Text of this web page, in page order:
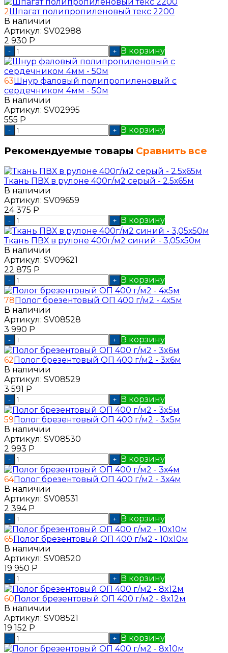
2Шпагат полипропиленовый текс 2200
В наличии
Артикул: SV02988
2 930 Р
- + В корзину
63Шнур фаловый полипропиленовый с
сердечником 4мм - 50м
В наличии
Артикул: SV02995
555 Р
- + В корзину
Рекомендуемые товары Сравнить все
Ткань ПВХ в рулоне 400г/м2 серый - 2.5х65м
В наличии
Артикул: SV09659
24 375 Р
- + В корзину
Ткань ПВХ в рулоне 400г/м2 синий - 3,05х50м
В наличии
Артикул: SV09621
22 875 Р
- + В корзину
78Полог брезентовый ОП 400 г/м2 - 4x5м
В наличии
Артикул: SV08528
3 990 Р
- + В корзину
62Полог брезентовый ОП 400 г/м2 - 3x6м
В наличии
Артикул: SV08529
3 591 Р
- + В корзину
59Полог брезентовый ОП 400 г/м2 - 3x5м
В наличии
Артикул: SV08530
2 993 Р
- + В корзину
64Полог брезентовый ОП 400 г/м2 - 3x4м
В наличии
Артикул: SV08531
2 394 Р
- + В корзину
65Полог брезентовый ОП 400 г/м2 - 10x10м
В наличии
Артикул: SV08520
19 950 Р
- + В корзину
60Полог брезентовый ОП 400 г/м2 - 8x12м
В наличии
Артикул: SV08521
19 152 Р
- + В корзину